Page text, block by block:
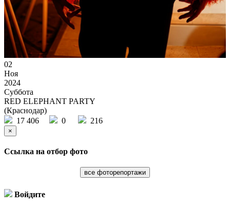
02
Ноя
2024
Суббота
RED ELEPHANT PARTY
(Краснодар)
17 406
0 216
×
Ссылка на отбор фото
все фоторепортажи
Войдите